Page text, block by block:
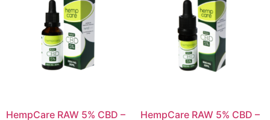
HempCare RAW 5% CBD –
HempCare RAW 5% CBD –